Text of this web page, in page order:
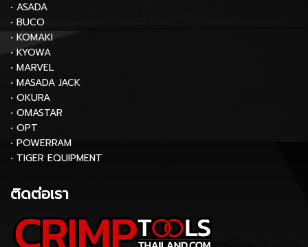
• ASADA
• BUCO
• KOMAKI
• KYOWA
• MARVEL
• MASADA JACK
• OKURA
• OMASTAR
• OPT
• POWERRAM
• TIGER EQUIPMENT
ติดต่อเรา